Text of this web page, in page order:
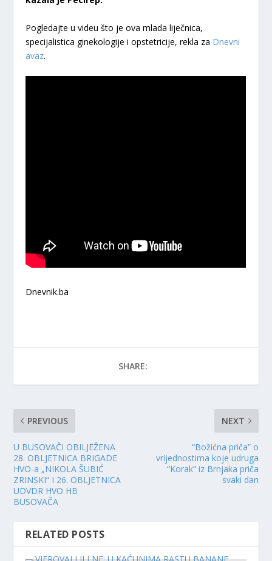
Pogledajte u videu što je ova mlada liječnica,
specijalistica ginekologije i opstetricije, rekla za Dnevni
avaz.
Dnevnik.ba
SHARE:
PREVIOUS
U BUSOVAČI OBILJEŽENA
28. OBLJETNICA BRIGADE
HVO-a „NIKOLA ŠUBIĆ
ZRINSKI“ I 26. OBLJETNICA
UDVDR HVO HB
BUSOVAČA
NEXT
“Božićna priča” o
vrijednostima koje udruga
“Korak” iz Brnjaka priča
svaki dan
RELATED POSTS